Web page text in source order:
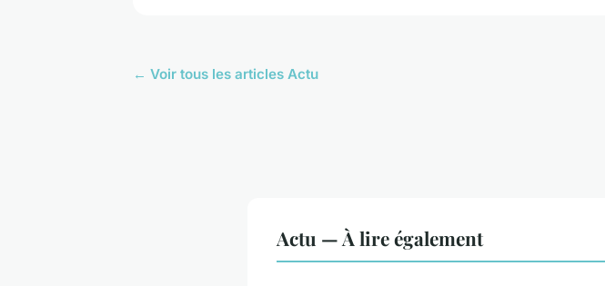
← Voir tous les articles Actu
Actu — À lire également